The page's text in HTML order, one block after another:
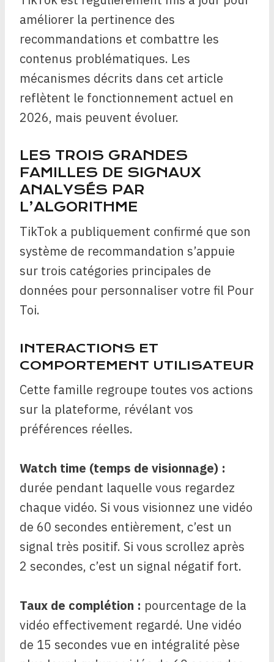
améliorer la pertinence des
recommandations et combattre les
contenus problématiques. Les
mécanismes décrits dans cet article
reflètent le fonctionnement actuel en
2026, mais peuvent évoluer.
LES TROIS GRANDES
FAMILLES DE SIGNAUX
ANALYSÉS PAR
L’ALGORITHME
TikTok a publiquement confirmé que son
système de recommandation s’appuie
sur trois catégories principales de
données pour personnaliser votre fil Pour
Toi.
INTERACTIONS ET
COMPORTEMENT UTILISATEUR
Cette famille regroupe toutes vos actions
sur la plateforme, révélant vos
préférences réelles.
Watch time (temps de visionnage) :
durée pendant laquelle vous regardez
chaque vidéo. Si vous visionnez une vidéo
de 60 secondes entièrement, c’est un
signal très positif. Si vous scrollez après
2 secondes, c’est un signal négatif fort.
Taux de complétion : pourcentage de la
vidéo effectivement regardé. Une vidéo
de 15 secondes vue en intégralité pèse